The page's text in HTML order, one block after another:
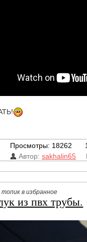
Просмотры: 18262
Автор:sakhalin65
в избранное
из пвх трубы.